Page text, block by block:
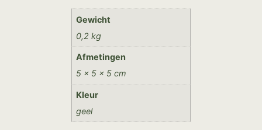
Gewicht
0,2 kg
Afmetingen
5 × 5 × 5 cm
Kleur
geel